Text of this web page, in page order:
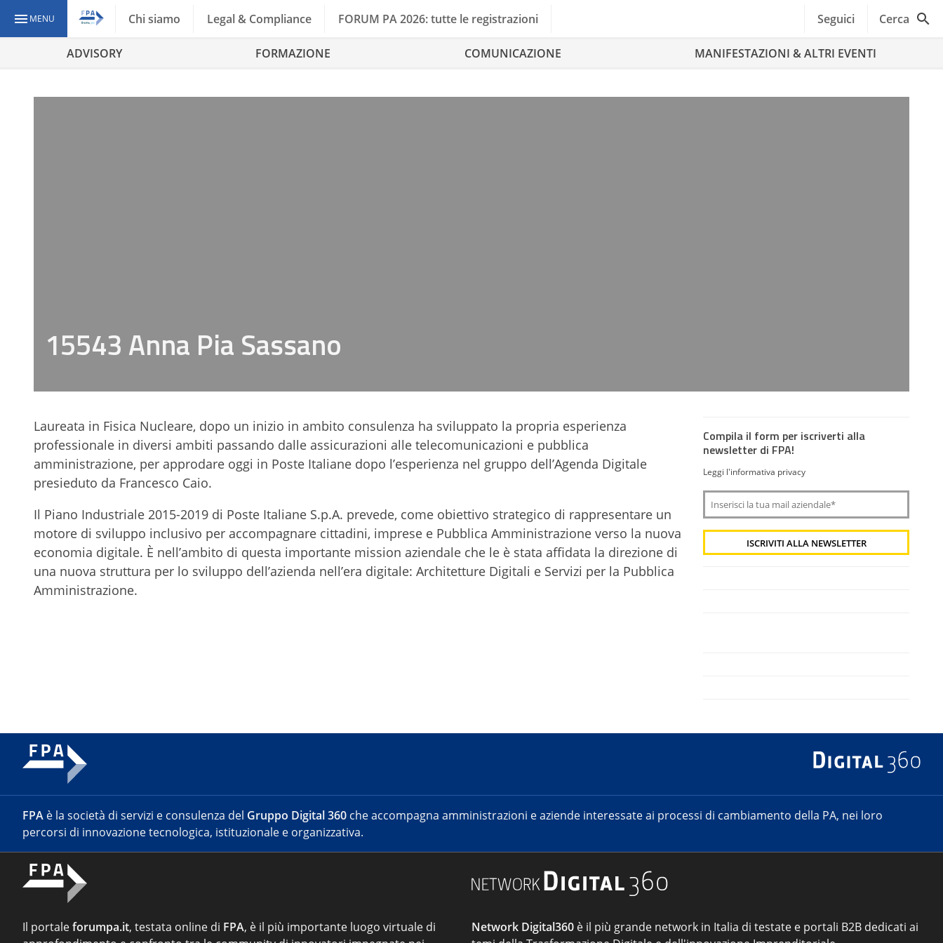
MENU Chi siamo Legal & Compliance FORUM PA 2026: tutte le registrazioni Seguici Cerca
ADVISORY FORMAZIONE COMUNICAZIONE MANIFESTAZIONI & ALTRI EVENTI
15543 Anna Pia Sassano
Laureata in Fisica Nucleare, dopo un inizio in ambito consulenza ha sviluppato la propria esperienza
professionale in diversi ambiti passando dalle assicurazioni alle telecomunicazioni e pubblica
amministrazione, per approdare oggi in Poste Italiane dopo l’esperienza nel gruppo dell’Agenda Digitale
presieduto da Francesco Caio.
Il Piano Industriale 2015-2019 di Poste Italiane S.p.A. prevede, come obiettivo strategico di rappresentare un
motore di sviluppo inclusivo per accompagnare cittadini, imprese e Pubblica Amministrazione verso la nuova
economia digitale. È nell’ambito di questa importante mission aziendale che le è stata affidata la direzione di
una nuova struttura per lo sviluppo dell’azienda nell’era digitale: Architetture Digitali e Servizi per la Pubblica
Amministrazione.
Compila il form per iscriverti alla
newsletter di FPA!
Leggi l'informativa privacy
FPA è la società di servizi e consulenza del Gruppo Digital 360 che accompagna amministrazioni e aziende interessate ai processi di cambiamento della PA, nei loro
percorsi di innovazione tecnologica, istituzionale e organizzativa.
Il portaleforumpa.it, testata online di FPA, è il più importante luogo virtuale di
Network Digital360 è il più grande network in Italia di testate e portali B2B dedicati ai